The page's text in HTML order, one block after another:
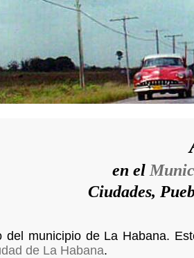
en el
Ciudades,
del municipio de La Habana.
de La Habana.